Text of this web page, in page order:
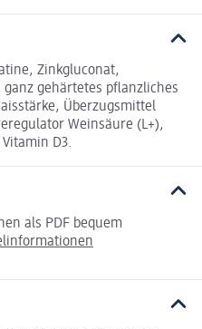
Zinkgluconat,
gehärtetes pflanzliches
Überzugsmittel
Weinsäure (L+),
D3.
als PDF bequem